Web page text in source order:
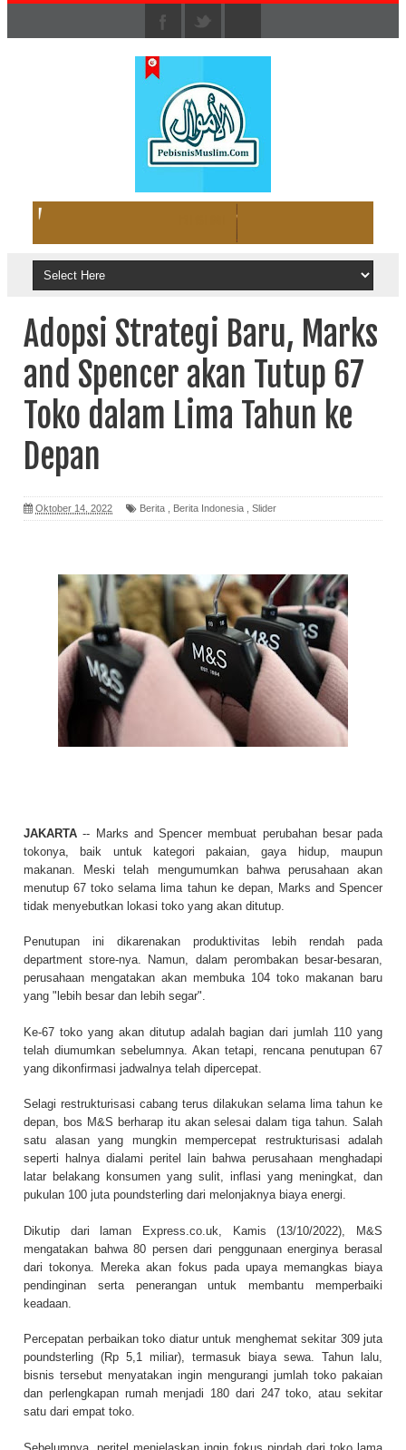
Adopsi Strategi Baru, Marks
and Spencer akan Tutup 67
Toko dalam Lima Tahun ke
Depan
Oktober 14, 2022 Berita Berita Indonesia Slider
JAKARTA -- Marks and Spencer membuat perubahan besar pada
tokonya, baik untuk kategori pakaian, gaya hidup, maupun
makanan. Meski telah mengumumkan bahwa perusahaan akan
menutup 67 toko selama lima tahun ke depan, Marks and Spencer
tidak menyebutkan lokasi toko yang akan ditutup.
Penutupan ini dikarenakan produktivitas lebih rendah pada
department store-nya. Namun, dalam perombakan besar-besaran,
perusahaan mengatakan akan membuka 104 toko makanan baru
yang "lebih besar dan lebih segar".
Ke-67 toko yang akan ditutup adalah bagian dari jumlah 110 yang
telah diumumkan sebelumnya. Akan tetapi, rencana penutupan 67
yang dikonfirmasi jadwalnya telah dipercepat.
Selagi restrukturisasi cabang terus dilakukan selama lima tahun ke
depan, bos M&S berharap itu akan selesai dalam tiga tahun. Salah
satu alasan yang mungkin mempercepat restrukturisasi adalah
seperti halnya dialami peritel lain bahwa perusahaan menghadapi
latar belakang konsumen yang sulit, inflasi yang meningkat, dan
pukulan 100 juta poundsterling dari melonjaknya biaya energi.
Dikutip dari laman Express.co.uk, Kamis (13/10/2022), M&S
mengatakan bahwa 80 persen dari penggunaan energinya berasal
dari tokonya. Mereka akan fokus pada upaya memangkas biaya
pendinginan serta penerangan untuk membantu memperbaiki
keadaan.
Percepatan perbaikan toko diatur untuk menghemat sekitar 309 juta
poundsterling (Rp 5,1 miliar), termasuk biaya sewa. Tahun lalu,
bisnis tersebut menyatakan ingin mengurangi jumlah toko pakaian
dan perlengkapan rumah menjadi 180 dari 247 toko, atau sekitar
satu dari empat toko.